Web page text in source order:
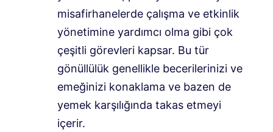
misafirhanelerde çalışma ve etkinlik
yönetimine yardımcı olma gibi çok
çeşitli görevleri kapsar. Bu tür
gönüllülük genellikle becerilerinizi ve
emeğinizi konaklama ve bazen de
yemek karşılığında takas etmeyi
içerir.